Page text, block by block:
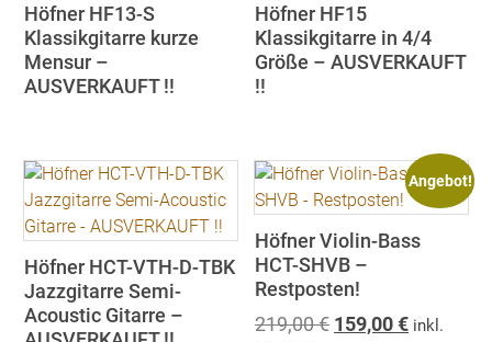
Höfner HF13-S
Klassikgitarre kurze
Mensur –
AUSVERKAUFT !!
Höfner HF15
Klassikgitarre in 4/4
Größe – AUSVERKAUFT
!!
Höfner HCT-VTH-D-TBK
Jazzgitarre Semi-
Acoustic Gitarre –
Angebot!
Höfner Violin-Bass
HCT-SHVB –
Restposten!
219,00€ Ursprünglicher
159,00€Aktueller
inkl.